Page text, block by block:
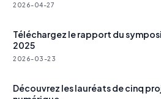
2026-04-27
Téléchargez le rapport du
2025
2026-03-23
Découvrez les lauréats de cinq